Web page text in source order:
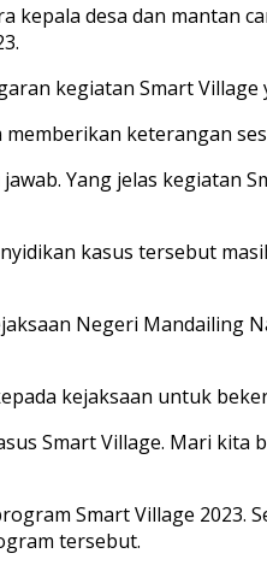
kepala desa dan mantan
kegiatan Smart
keterangan
Yang jelas kegiatan
kasus tersebut
Negeri Mandailing
kejaksaan untuk
Smart Village. Mari kita
Smart Village
tersebut.